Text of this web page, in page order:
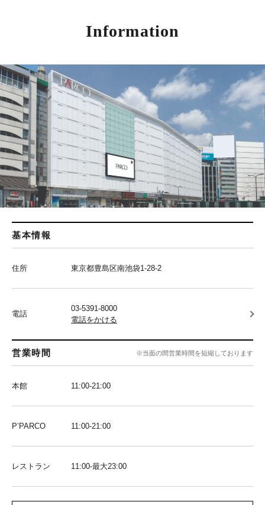
Information
基本情報
住所 東京都豊島区南池袋1-28-2
電話
03-5391-8000
電話をかける
営業時間 ※当面の間営業時間を短縮しております
本館 11:00-21:00
P’PARCO 11:00-21:00
レストラン 11:00-最大23:00